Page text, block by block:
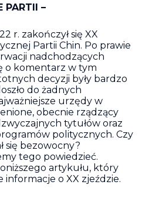
PARTII –
r. zakończył się XX
Partii Chin. Po prawie
nadchodzących
o komentarz w tym
decyzji były bardzo
do żadnych
urzędy w
obecnie rządzący
tytułów oraz
politycznych. Czy
się bezowocny?
tego powiedzieć.
artykułu, który
o XX zjeździe.